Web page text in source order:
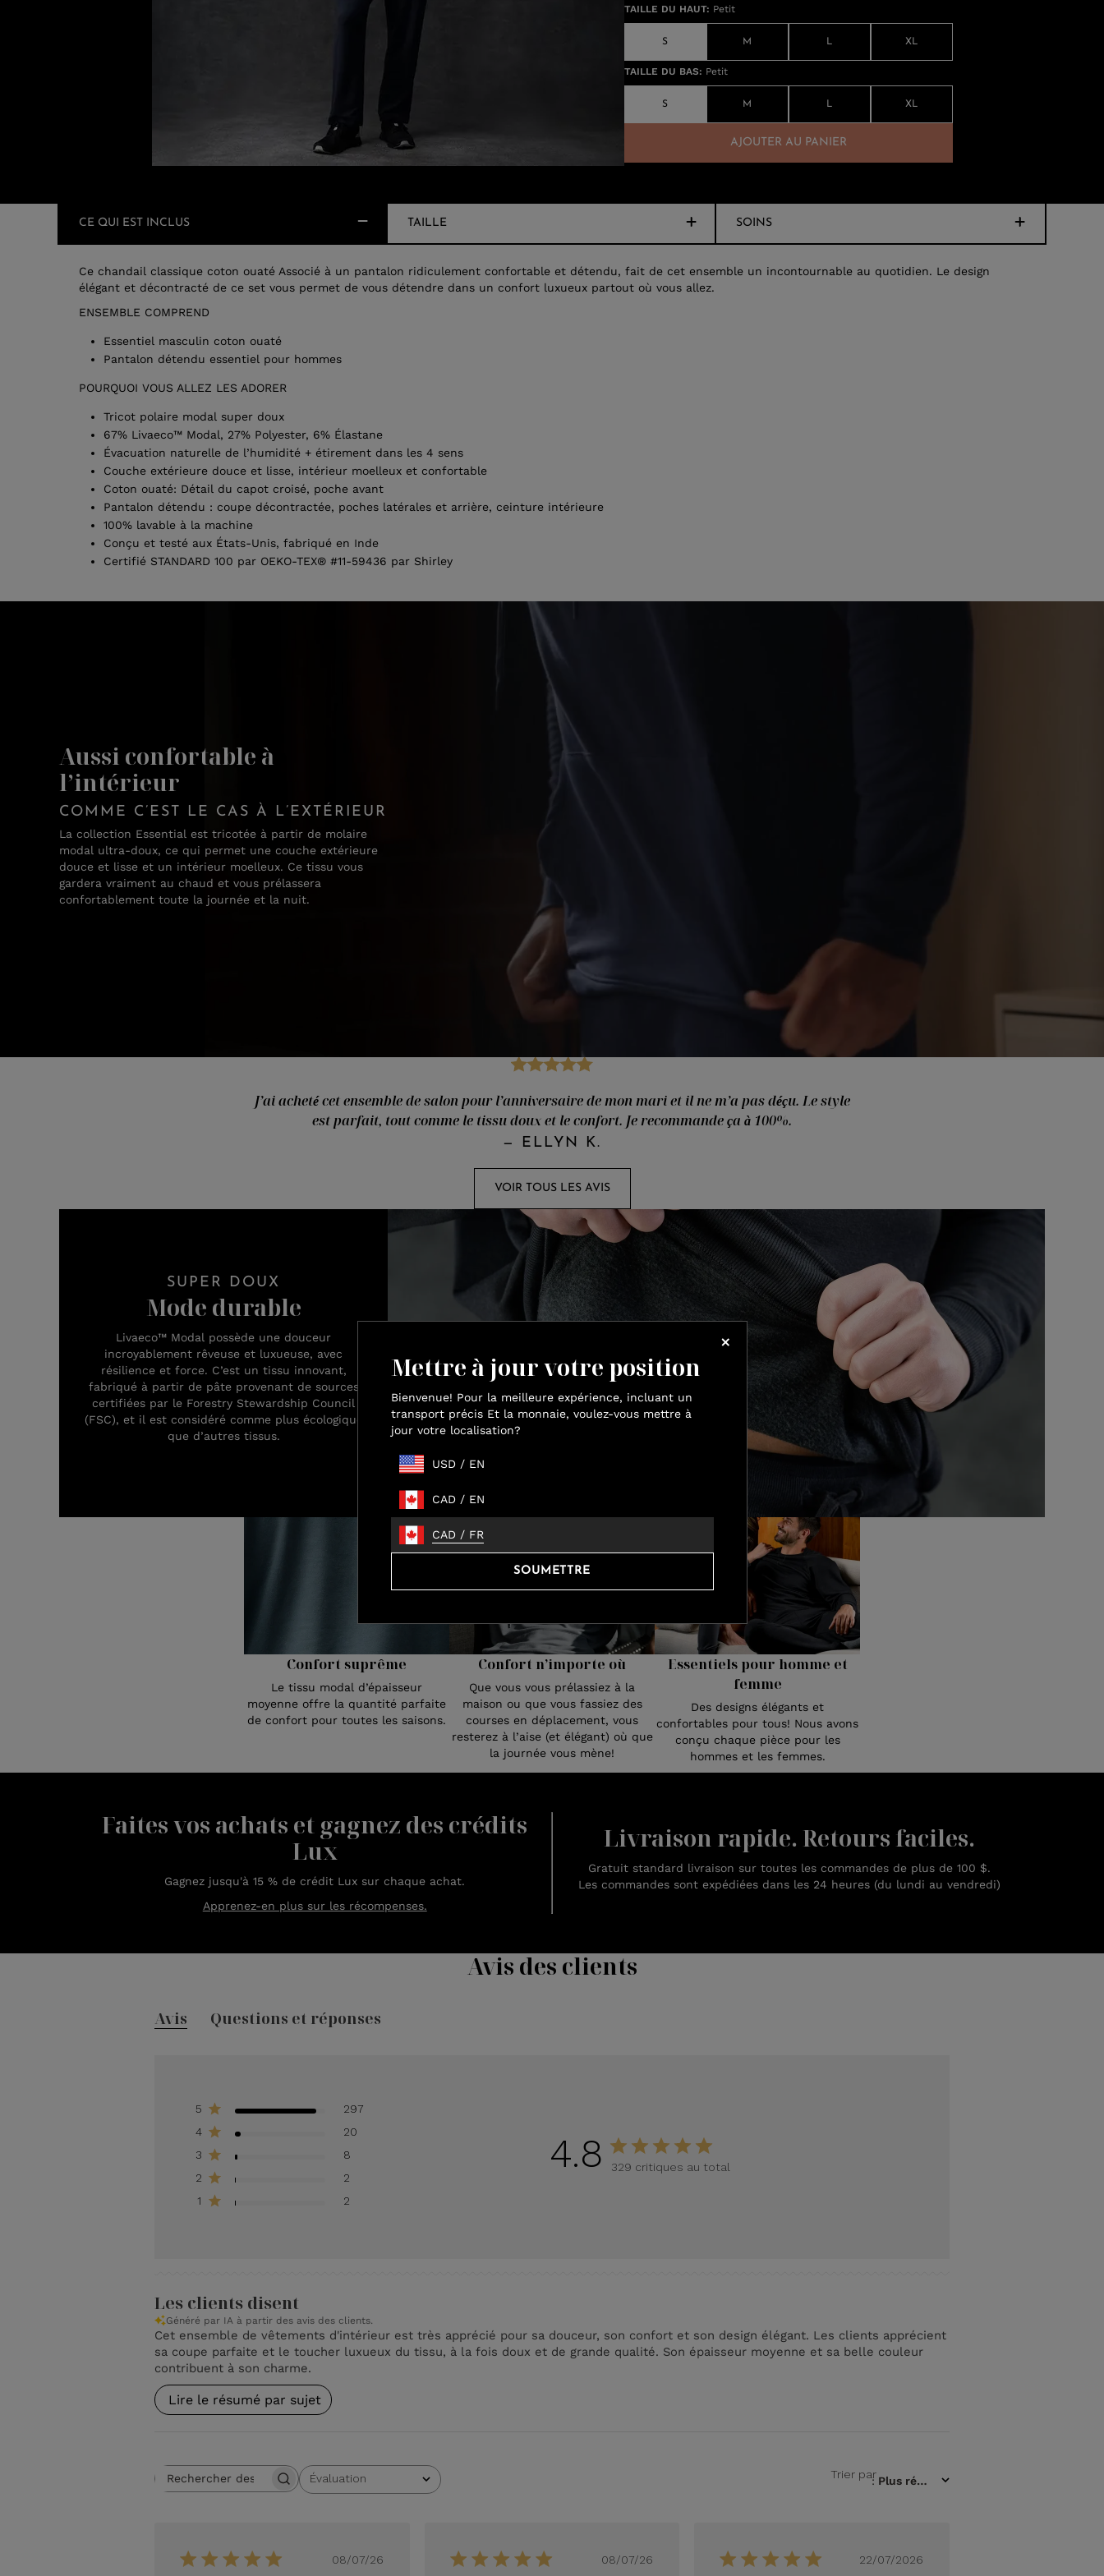
Mettre à jour votre position
Bienvenue! Pour la meilleure expérience, incluant un
transport précis Et la monnaie, voulez-vous mettre à
jour votre localisation?
USD/ EN
CAD/ EN
CAD/ FR
SOUMETTRE
TAILLE DU HAUT: Petit
S M L XL
TAILLE DU BAS: Petit
S M L XL
AJOUTER AU PANIER
CE QUI EST INCLUS TAILLE SOINS
Ce chandail classique coton ouaté Associé à un pantalon ridiculement confortable et détendu, fait de cet ensemble un incontournable au quotidien. Le design
élégant et décontracté de ce set vous permet de vous détendre dans un confort luxueux partout où vous allez.
ENSEMBLE COMPREND
Essentiel masculin coton ouaté
Pantalon détendu essentiel pour hommes
POURQUOI VOUS ALLEZ LES ADORER
Tricot polaire modal super doux
67% Livaeco™ Modal, 27% Polyester, 6% Élastane
Évacuation naturelle de l’humidité + étirement dans les 4 sens
Couche extérieure douce et lisse, intérieur moelleux et confortable
Coton ouaté: Détail du capot croisé, poche avant
Pantalon détendu : coupe décontractée, poches latérales et arrière, ceinture intérieure
100% lavable à la machine
Conçu et testé aux États-Unis, fabriqué en Inde
Certifié STANDARD 100 par OEKO-TEX® #11-59436 par Shirley
Aussi confortable à
l’intérieur
COMME C’EST LE CAS À L’EXTÉRIEUR
La collection Essential est tricotée à partir de molaire
modal ultra-doux, ce qui permet une couche extérieure
douce et lisse et un intérieur moelleux. Ce tissu vous
gardera vraiment au chaud et vous prélassera
confortablement toute la journée et la nuit.
J’ai acheté cet ensemble de salon pour l’anniversaire de mon mari et il ne m’a pas déçu. Le style
est parfait, tout comme le tissu doux et le confort. Je recommande ça à 100%.
— ELLYN K.
VOIR TOUS LES AVIS
SUPER DOUX
Mode durable
Livaeco™ Modal possède une douceur
incroyablement rêveuse et luxueuse, avec
résilience et force. C’est un tissu innovant,
fabriqué à partir de pâte provenant de sources
certifiées par le Forestry Stewardship Council
(FSC), et il est considéré comme plus écologique
que d’autres tissus.
Confort suprême
Le tissu modal d’épaisseur
moyenne offre la quantité parfaite
de confort pour toutes les saisons.
Confort n’importe où
Que vous vous prélassiez à la
maison ou que vous fassiez des
courses en déplacement, vous
resterez à l’aise (et élégant) où que
la journée vous mène!
Essentiels pour homme et
femme
Des designs élégants et
confortables pour tous! Nous avons
conçu chaque pièce pour les
hommes et les femmes.
Faites vos achats et gagnez des crédits
Lux
Gagnez jusqu'à 15 % de crédit Lux sur chaque achat.
Apprenez-en plus sur les récompenses.
Livraison rapide. Retours faciles.
Gratuit standard livraison sur toutes les commandes de plus de 100 $.
Les commandes sont expédiées dans les 24 heures (du lundi au vendredi)
Avis des clients
Avis Questions et réponses
4.8 329 critiques au total
5
297
4
20
3
8
2
2
1
2
Les clients disent
Généré par IA à partir des avis des clients.
Cet ensemble de vêtements d'intérieur est très apprécié pour sa douceur, son confort et son design élégant. Les clients apprécient
sa coupe parfaite et le toucher luxueux du tissu, à la fois doux et de grande qualité. Son épaisseur moyenne et sa belle couleur
contribuent à son charme.
Lire le résumé par sujet
Rechercher des avis
Évaluation
Toutes les évaluations
Trier par
: Plus récent
Date
08/07/26
Date
08/07/26
Date
22/07/2026